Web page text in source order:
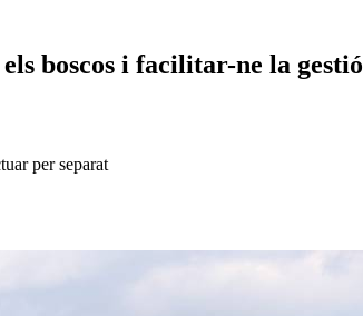
boscos i facilitar-ne la gestió
per separat